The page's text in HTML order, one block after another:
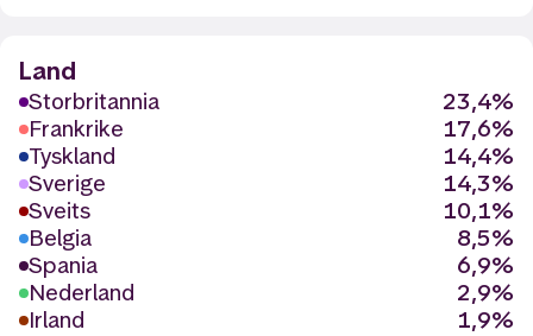
Land
Storbritannia
23,4%
Frankrike
17,6%
Tyskland
14,4%
Sverige
14,3%
Sveits
10,1%
Belgia
8,5%
Spania
6,9%
Nederland
2,9%
Irland
1,9%